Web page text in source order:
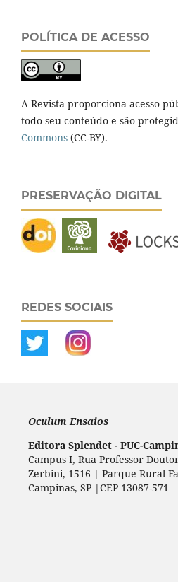
POLÍTICA DE ACESSO
A Revista proporciona acesso
todo seu conteúdo e são
Commons (CC-BY).
PRESERVAÇÃO DIGITAL
REDES SOCIAIS
Oculum Ensaios
Editora Splendet - PUC-
Campus I, Rua Professor
Zerbini, 1516 | Parque Rural
Campinas, SP |CEP 13087-571